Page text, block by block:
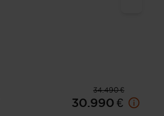
34.490 €
30.990 €